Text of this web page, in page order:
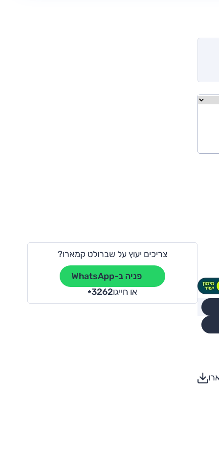
צריכים יעוץ על שברולט קמארו?
פניה ב-WhatsApp
או חייגו
*3262